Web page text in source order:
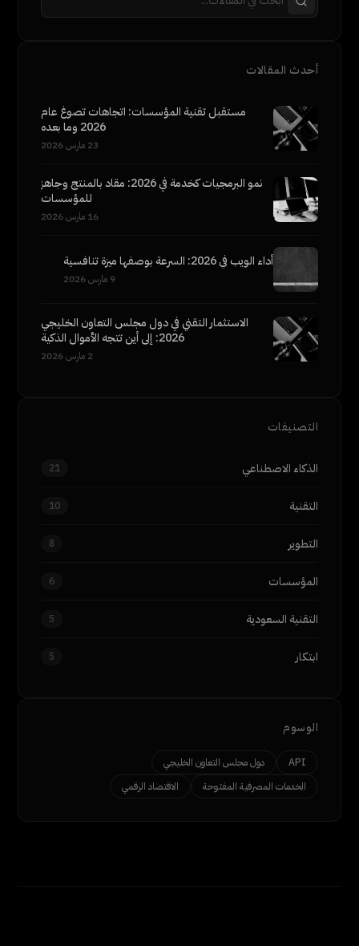
أحدث المقالات
مستقبل تقنية المؤسسات: اتجاهات تصوغ عام
2026 وما بعده
23 مارس 2026
نمو البرمجيات كخدمة في 2026: مقاد بالمنتج وجاهز
للمؤسسات
16 مارس 2026
أداء الويب في 2026: السرعة بوصفها ميزة تنافسية
9 مارس 2026
الاستثمار التقني في دول مجلس التعاون الخليجي
2026: إلى أين تتجه الأموال الذكية
2 مارس 2026
التصنيفات
الذكاء الاصطناعي 21
التقنية 10
التطوير 8
المؤسسات 6
التقنية السعودية 5
ابتكار 5
الوسوم
API
دول مجلس التعاون الخليجي
الخدمات المصرفية المفتوحة
الاقتصاد الرقمي